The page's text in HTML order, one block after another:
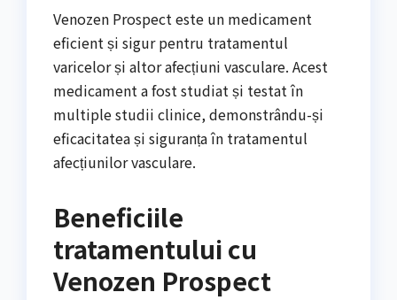
Venozen Prospect este un medicament
eficient și sigur pentru tratamentul
varicelor și altor afecțiuni vasculare. Acest
medicament a fost studiat și testat în
multiple studii clinice, demonstrându-și
eficacitatea și siguranța în tratamentul
afecțiunilor vasculare.
Beneficiile
tratamentului cu
Venozen Prospect